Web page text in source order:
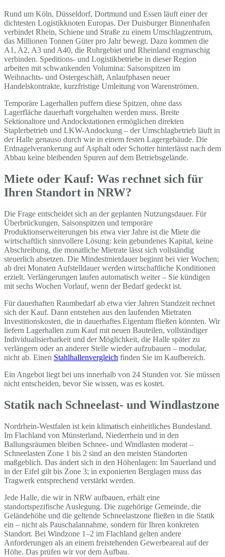
Rund um Köln, Düsseldorf, Dortmund und Essen läuft einer der
dichtesten Logistikknoten Europas. Der Duisburger Binnenhafen
verbindet Rhein, Schiene und Straße zu einem Umschlagzentrum,
das Millionen Tonnen Güter pro Jahr bewegt. Dazu kommen die
A1, A2, A3 und A40, die Ruhrgebiet und Rheinland engmaschig
verbinden. Speditions- und Logistikbetriebe in dieser Region
arbeiten mit schwankenden Volumina: Saisonspitzen im
Weihnachts- und Ostergeschäft, Anlaufphasen neuer
Handelskontrakte, kurzfristige Umleitung von Warenströmen.
Temporäre Lagerhallen puffern diese Spitzen, ohne dass
Lagerfläche dauerhaft vorgehalten werden muss. Breite
Sektionaltore und Andockstationen ermöglichen direkten
Staplerbetrieb und LKW-Andockung – der Umschlagbetrieb läuft in
der Halle genauso durch wie in einem festen Lagergebäude. Die
Erdnagelverankerung auf Asphalt oder Schotter hinterlässt nach dem
Abbau keine bleibenden Spuren auf dem Betriebsgelände.
Miete oder Kauf: Was rechnet sich für
Ihren Standort in NRW?
Die Frage entscheidet sich an der geplanten Nutzungsdauer. Für
Überbrückungen, Saisonspitzen und temporäre
Produktionserweiterungen bis etwa vier Jahre ist die Miete die
wirtschaftlich sinnvollere Lösung: kein gebundenes Kapital, keine
Abschreibung, die monatliche Mietrate lässt sich vollständig
steuerlich absetzen. Die Mindestmietdauer beginnt bei vier Wochen;
ab drei Monaten Aufstelldauer werden wirtschaftliche Konditionen
erzielt. Verlängerungen laufen automatisch weiter – Sie kündigen
mit sechs Wochen Vorlauf, wenn der Bedarf gedeckt ist.
Für dauerhaften Raumbedarf ab etwa vier Jahren Standzeit rechnet
sich der Kauf. Dann entstehen aus den laufenden Mietraten
Investitionskosten, die in dauerhaftes Eigentum fließen könnten. Wir
liefern Lagerhallen zum Kauf mit neuen Bauteilen, vollständiger
Individualisierbarkeit und der Möglichkeit, die Halle später zu
verlängern oder an anderer Stelle wieder aufzubauen – modular,
nicht ab. Einen Stahlhallenvergleich finden Sie im Kaufbereich.
Ein Angebot liegt bei uns innerhalb von 24 Stunden vor. Sie müssen
nicht entscheiden, bevor Sie wissen, was es kostet.
Statik nach Schneelast- und Windlastzone
Nordrhein-Westfalen ist kein klimatisch einheitliches Bundesland.
Im Flachland von Münsterland, Niederrhein und in den
Ballungsräumen bleiben Schnee- und Windlasten moderat –
Schneelasten Zone 1 bis 2 sind an den meisten Standorten
maßgeblich. Das ändert sich in den Höhenlagen: Im Sauerland und
in der Eifel gilt bis Zone 3; in exponierten Berglagen muss das
Tragwerk entsprechend verstärkt werden.
Jede Halle, die wir in NRW aufbauen, erhält eine
standortspezifische Auslegung. Die zugehörige Gemeinde, die
Geländehöhe und die geltende Schneelastzone fließen in die Statik
ein – nicht als Pauschalannahme, sondern für Ihren konkreten
Standort. Bei Windzone 1–2 im Flachland gelten andere
Anforderungen als an einem freistehenden Gewerbeareal auf der
Höhe. Das prüfen wir vor dem Aufbau.